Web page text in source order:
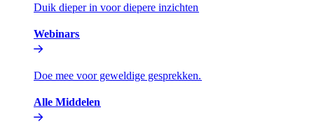
Duik dieper in voor diepere inzichten​​
Webinars​​
Doe mee voor geweldige gesprekken.​​
Alle Middelen​​